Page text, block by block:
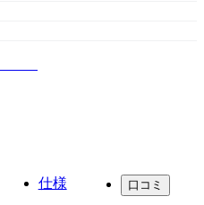
仕様 口コミ